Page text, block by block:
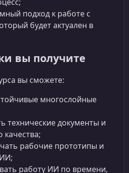
подход к работе с
будет актуален в
вы получите
вы сможете:
многослойные
технические документы и
качества;
рабочие прототипы и
работу ИИ по времени,